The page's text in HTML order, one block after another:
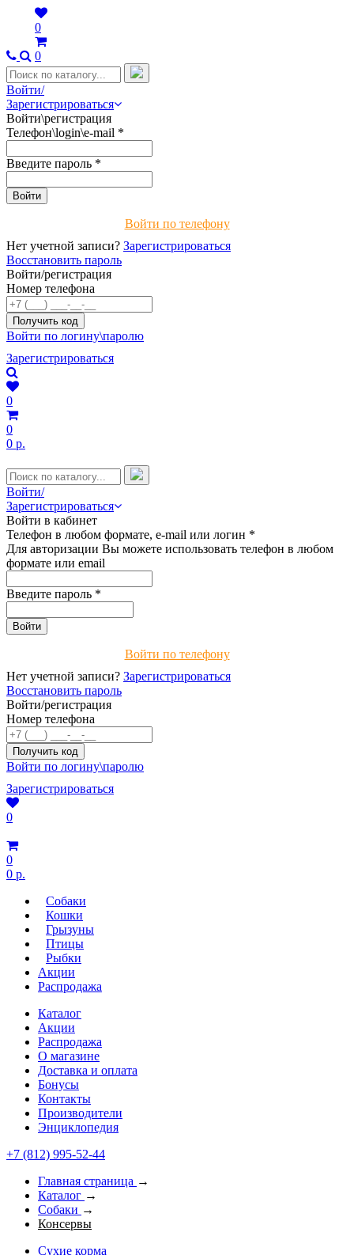
0
0
Войти/
Зарегистрироваться
Войти\регистрация
Телефон\login\e-mail *
Введите пароль *
Войти по телефону
Нет учетной записи? Зарегистрироваться
Восстановить пароль
Войти/регистрация
Номер телефона
Войти по логину\паролю
Зарегистрироваться
0
0
0 р.
Войти/
Зарегистрироваться
Войти в кабинет
Телефон в любом формате, e-mail или логин *
Для авторизации Вы можете использовать телефон в любом
формате или email
Введите пароль *
Войти по телефону
Нет учетной записи? Зарегистрироваться
Восстановить пароль
Войти/регистрация
Номер телефона
Войти по логину\паролю
Зарегистрироваться
0
0
0 р.
Собаки
Кошки
Грызуны
Птицы
Рыбки
Акции
Распродажа
Каталог
Акции
Распродажа
О магазине
Доставка и оплата
Бонусы
Контакты
Производители
Энциклопедия
+7 (812) 995-52-44
Главная страница →
Каталог →
Собаки →
Консервы
Сухие корма